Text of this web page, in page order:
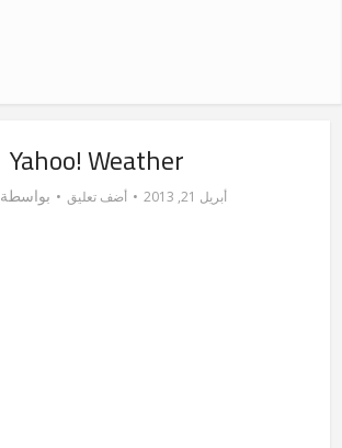
Yahoo! Weather
أبريل 21, 2013 أضف تعليق بواسطة